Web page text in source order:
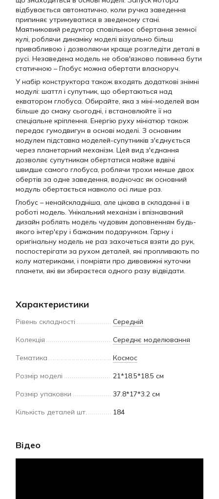
відбувається автоматично, коли ручка заведення
припиняє утримуватися в зведеному стані.
Маятниковий редуктор сповільнює обертання земної
кулі, роблячи динаміку моделі візуально більш
привабливою і дозволяючи краще розгледіти деталі в
русі. Незаведена модель не обов'язково повинна бути
статичною – Глобус можна обертати власноруч.
У набір конструктора також входять додаткові знімні
модулі: шаттл і супутник, що обертаються над
екватором глобуса. Обирайте, яка з міні-моделей вам
більше до смаку сьогодні, і встановлюйте її на
спеціальне кріплення. Енергію руху мініатюр також
передає гумодвигун в основі моделі. З основним
модулем підставка моделей-супутників з'єднується
через планетарний механізм. Цей вид з'єднання
дозволяє супутникам обертатися майже вдвічі
швидше самого глобуса, роблячи трохи менше двох
обертів за одне заведення, водночас як основний
модуль обертається навколо осі лише раз.
Глобус – ненайскладніша, але цікава в складанні і в
роботі модель. Унікальний механізм і впізнаваний
дизайн роблять модель чудовим доповненням будь-
якого інтер'єру і бажаним подарунком. Гарну і
оригінальну модель не раз захочеться взяти до рук,
поспостерігати за рухом деталей, які пропливають по
колу материками, і помріяти про дивовижні куточки
планети, які ви збираєтеся одного разу відвідати.
Характеристики
Рівень складності Середній
Колекція Середнє моделювання
Тематика Космос
Розмір моделі 21*18.5*18.5 см
Розмір упаковки 37.8*17*3.2 см
Кількість деталей шт. 184
Відео